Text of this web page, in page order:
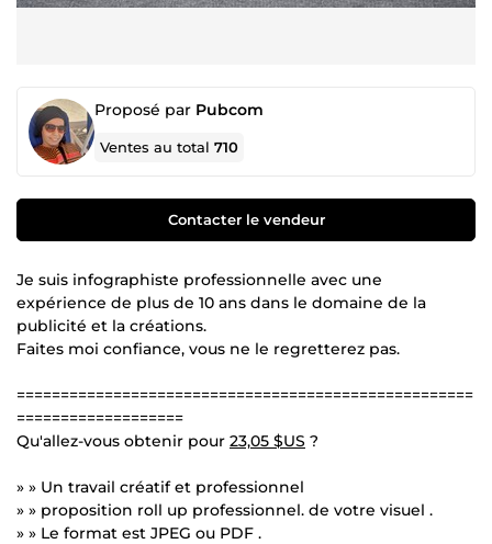
Proposé par Pubcom
Ventes au total710
Contacter le vendeur
Je suis infographiste professionnelle avec une
expérience de plus de 10 ans dans le domaine de la
publicité et la créations.
Faites moi confiance, vous ne le regretterez pas.
====================================================
===================
Qu'allez-vous obtenir pour 23,05 $US ?
» » Un travail créatif et professionnel
» » proposition roll up professionnel. de votre visuel .
» » Le format est JPEG ou PDF .